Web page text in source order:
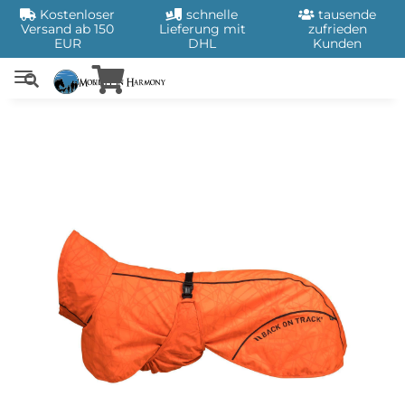
Kostenloser
Versand ab 150
EUR
schnelle
Lieferung mit
DHL
tausende
zufrieden
Kunden